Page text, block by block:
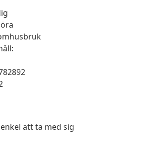
att ta med sig